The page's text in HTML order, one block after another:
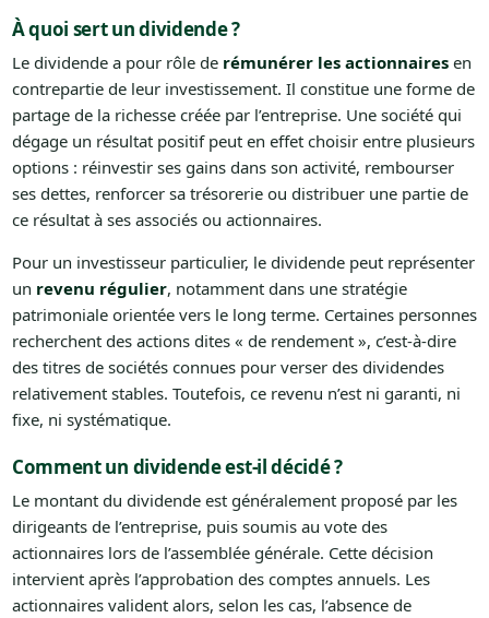
À quoi sert un dividende ?
Le dividende a pour rôle de rémunérer les actionnairesen
contrepartie de leur investissement. Il constitue une forme de
partage de la richesse créée par l’entreprise. Une société qui
dégage un résultat positif peut en effet choisir entre plusieurs
options : réinvestir ses gains dans son activité, rembourser
ses dettes, renforcer sa trésorerie ou distribuer une partie de
ce résultat à ses associés ou actionnaires.
Pour un investisseur particulier, le dividende peut représenter
un revenu régulier, notamment dans une stratégie
patrimoniale orientée vers le long terme. Certaines personnes
recherchent des actions dites « de rendement », c’est-à-dire
des titres de sociétés connues pour verser des dividendes
relativement stables. Toutefois, ce revenu n’est ni garanti, ni
fixe, ni systématique.
Comment un dividende est-il décidé ?
Le montant du dividende est généralement proposé par les
dirigeants de l’entreprise, puis soumis au vote des
actionnaires lors de l’assemblée générale. Cette décision
intervient après l’approbation des comptes annuels. Les
actionnaires valident alors, selon les cas, l’absence de